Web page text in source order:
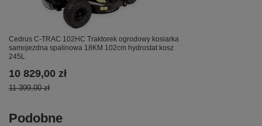
Cedrus C-TRAC 102HC Traktorek ogrodowy kosiarka
samojezdna spalinowa 18KM 102cm hydrostat kosz
245L
10 829,00 zł
11 399,00 zł
Podobne